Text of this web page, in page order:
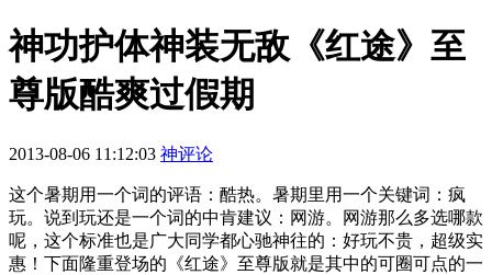
神功护体神装无敌《红途》至
尊版酷爽过假期
2013-08-06 11:12:03 神评论
这个暑期用一个词的评语：酷热。暑期里用一个关键词：疯
玩。说到玩还是一个词的中肯建议：网游。网游那么多选哪款
呢，这个标准也是广大同学都心驰神往的：好玩不贵，超级实
惠！下面隆重登场的《红途》至尊版就是其中的可圈可点的一